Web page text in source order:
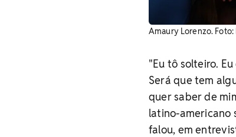
Amaury Lorenzo.
"Eu tô solteiro.
Será que tem
quer saber de
latino-americano
falou, em